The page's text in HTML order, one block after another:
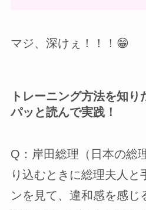
マジ、深けぇ！！！😁
トレーニング方法を知
パッと読んで実践！
Q：岸田総理（日本の総
り込むときに総理夫人と
ンを見て、違和感を感じ